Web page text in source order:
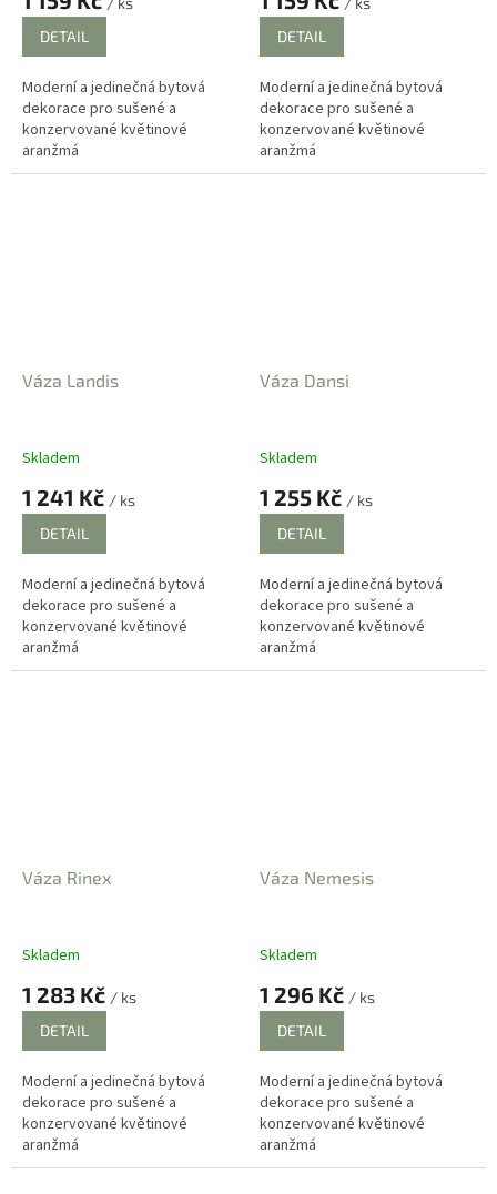
DETAIL
Moderní a jedinečná bytová
dekorace pro sušené a
konzervované květinové
aranžmá
DETAIL
Moderní a jedinečná bytová
dekorace pro sušené a
konzervované květinové
aranžmá
Váza Landis
Skladem
1 241 Kč / ks
DETAIL
Moderní a jedinečná bytová
dekorace pro sušené a
konzervované květinové
aranžmá
Váza Dansi
Skladem
1 255 Kč / ks
DETAIL
Moderní a jedinečná bytová
dekorace pro sušené a
konzervované květinové
aranžmá
Váza Rinex
Skladem
1 283 Kč / ks
DETAIL
Moderní a jedinečná bytová
dekorace pro sušené a
konzervované květinové
aranžmá
Váza Nemesis
Skladem
1 296 Kč / ks
DETAIL
Moderní a jedinečná bytová
dekorace pro sušené a
konzervované květinové
aranžmá